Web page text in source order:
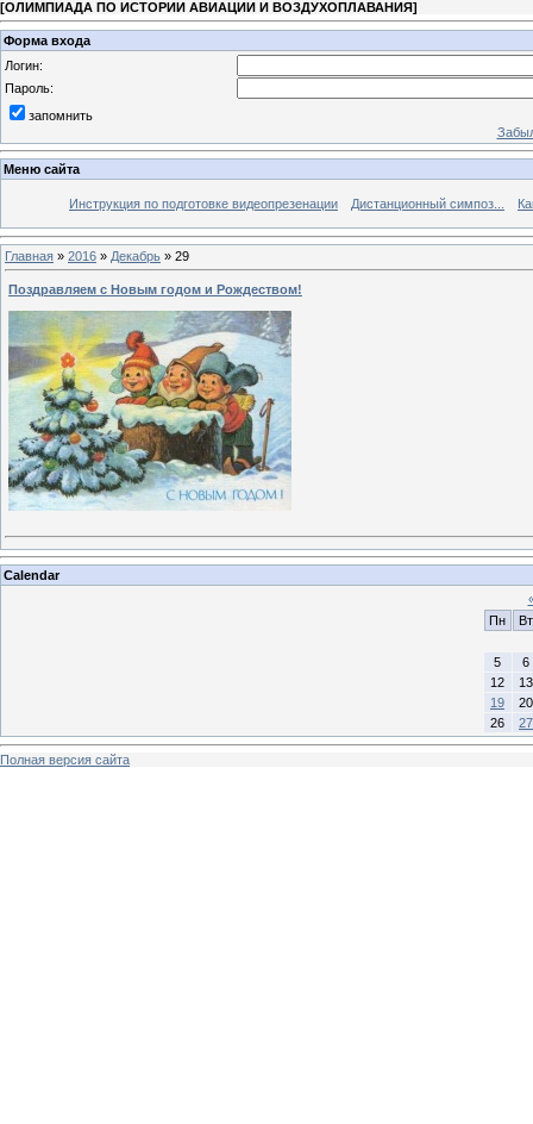
[ОЛИМПИАДА ПО ИСТОРИИ АВИАЦИИ И ВОЗДУХОПЛАВАНИЯ]
Форма входа
Логин:
Пароль:
запомнить
Меню сайта
Инструкция по подготовке видеопрезенации Дистанционный симпоз...
Главная » 2016 » Декабрь » 29
Поздравляем с Новым годом и Рождеством!
Calendar
Пн
Вт
5
6
12
13
19
20
26
27
Полная версия сайта